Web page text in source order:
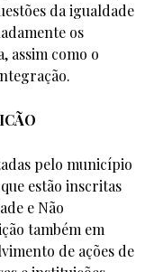
da igualdade
os
assim como o
pelo município
estão inscritas
e Não
também em
de ações de